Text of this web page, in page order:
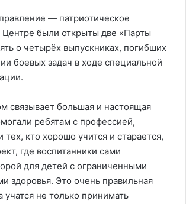
— патриотическое
Центре были открыты две «Парты
о четырёх выпускниках, погибших
боевых задач в ходе специальной
связывает большая и настоящая
ребятам с профессией,
кто хорошо учится и старается,
где воспитанники сами
для детей с ограниченными
здоровья. Это очень правильная
учатся не только принимать